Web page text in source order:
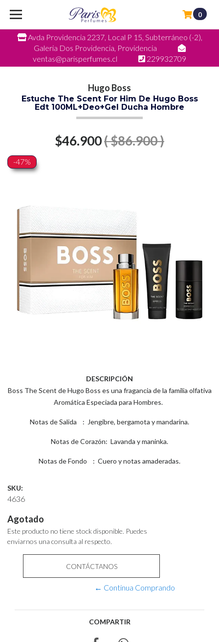
Avda Providencia 2237, Local P 15, Subterráneo (-2),
Galeria Dos Providencia, Providencia
ventas@parisperfumes.cl
229932709
0
Hugo Boss
Estuche The Scent For Him De Hugo Boss
Edt 100ML+Deo+Gel Ducha Hombre
$46.900( $86.900 )
-47%
DESCRIPCIÓN
Boss The Scent de Hugo Boss es una fragancia de la familia olfativa
Aromática Especiada para Hombres.
Notas de Salida : Jengibre, bergamota y mandarina.
Notas de Corazón: Lavanda y maninka.
Notas de Fondo : Cuero y notas amaderadas.
SKU:
4636
Agotado
Este producto no tiene stock disponible. Puedes
enviarnos una consulta al respecto.
CONTÁCTANOS
← Continua Comprando
COMPARTIR